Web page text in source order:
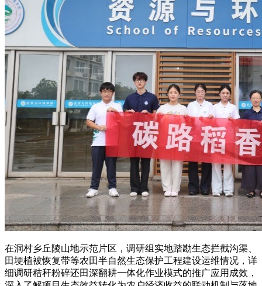
在洞村乡丘陵山地示范片区，调研组实地踏勘生态拦截沟渠、
田埂植被恢复带等农田半自然生态保护工程建设运维情况，详
细调研秸秆粉碎还田深翻耕一体化作业模式的推广应用成效，